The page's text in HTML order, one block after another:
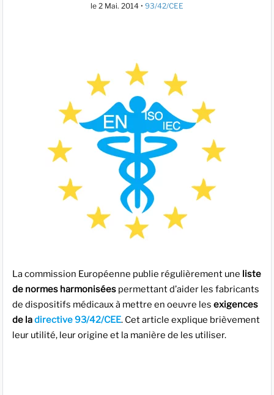
le 2 Mai. 2014 • 93/42/CEE
La commission Européenne publie régulièrement une liste
de normes harmoniséespermettant d’aider les fabricants
de dispositifs médicaux à mettre en oeuvre les exigences
de ladirective 93/42/CEE. Cet article explique brièvement
leur utilité, leur origine et la manière de les utiliser.